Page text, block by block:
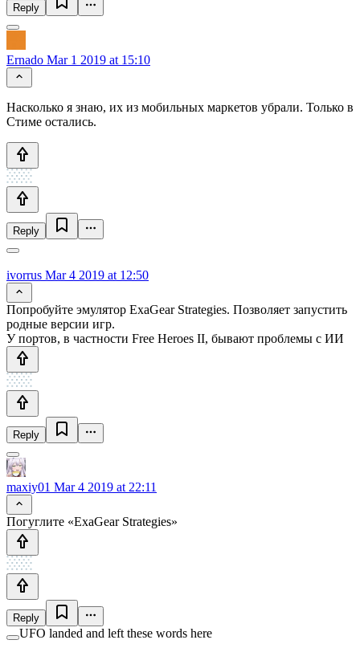
Reply
Ernado Mar 1 2019 at 15:10
Насколько я знаю, их из мобильных маркетов убрали. Только в
Стиме остались.
Reply
ivorrus Mar 4 2019 at 12:50
Попробуйте эмулятор ExaGear Strategies. Позволяет запустить
родные версии игр.
У портов, в частности Free Heroes II, бывают проблемы с ИИ
Reply
maxiy01 Mar 4 2019 at 22:11
Погуглите «ExaGear Strategies»
Reply
UFO landed and left these words here